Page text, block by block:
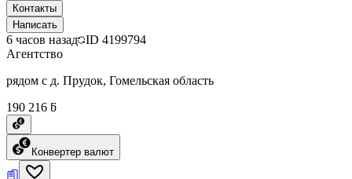
Контакты
Написать
6 часов назад ID 4199794
Агентство
рядом с д. Прудок, Гомельская область
190 216 ƃ
Конвертер валют